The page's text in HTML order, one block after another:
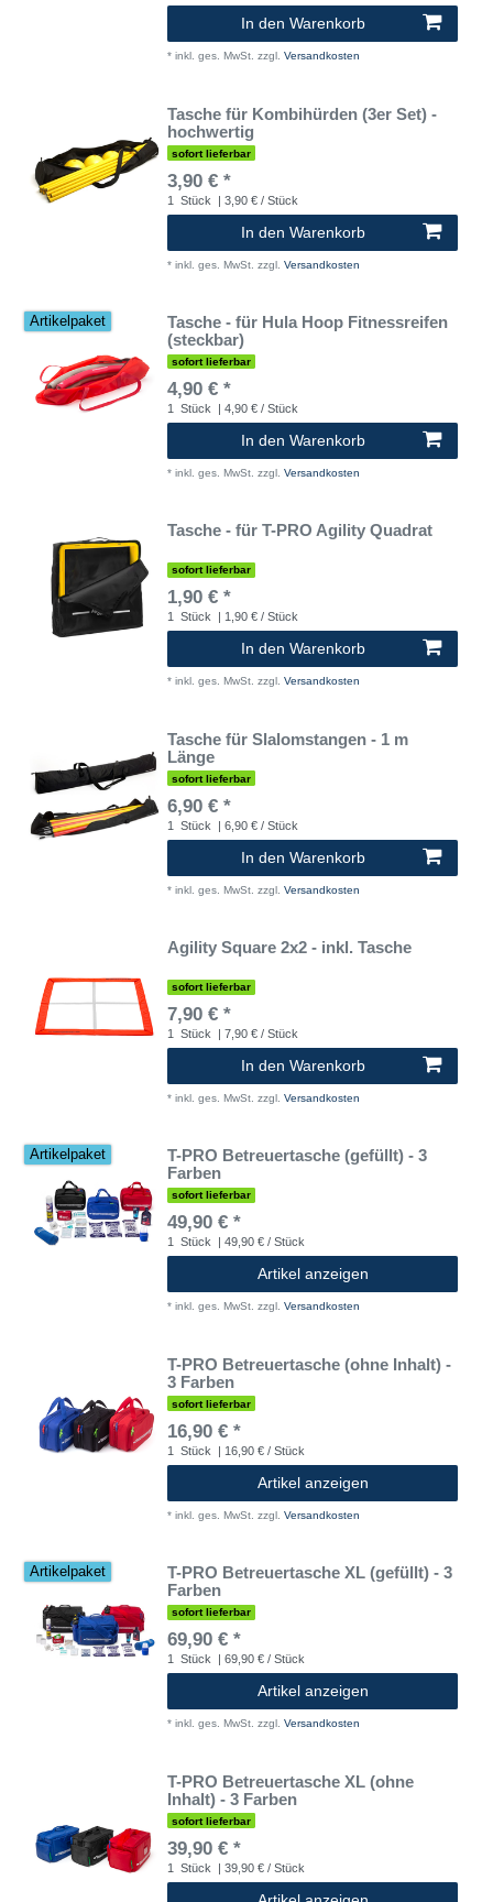
In den Warenkorb
* inkl. ges. MwSt. zzgl. Versandkosten
Tasche für Kombihürden (3er Set) -
hochwertig
sofort lieferbar
3,90 € *
1 Stück | 3,90 € / Stück
In den Warenkorb
* inkl. ges. MwSt. zzgl. Versandkosten
Artikelpaket
Tasche - für Hula Hoop Fitnessreifen
(steckbar)
sofort lieferbar
4,90 € *
1 Stück | 4,90 € / Stück
In den Warenkorb
* inkl. ges. MwSt. zzgl. Versandkosten
Tasche - für T-PRO Agility Quadrat
sofort lieferbar
1,90 € *
1 Stück | 1,90 € / Stück
In den Warenkorb
* inkl. ges. MwSt. zzgl. Versandkosten
Tasche für Slalomstangen - 1 m
Länge
sofort lieferbar
6,90 € *
1 Stück | 6,90 € / Stück
In den Warenkorb
* inkl. ges. MwSt. zzgl. Versandkosten
Agility Square 2x2 - inkl. Tasche
sofort lieferbar
7,90 € *
1 Stück | 7,90 € / Stück
In den Warenkorb
* inkl. ges. MwSt. zzgl. Versandkosten
Artikelpaket
T-PRO Betreuertasche (gefüllt) - 3
Farben
sofort lieferbar
49,90 € *
1 Stück | 49,90 € / Stück
Artikel anzeigen
* inkl. ges. MwSt. zzgl. Versandkosten
T-PRO Betreuertasche (ohne Inhalt) -
3 Farben
sofort lieferbar
16,90 € *
1 Stück | 16,90 € / Stück
Artikel anzeigen
* inkl. ges. MwSt. zzgl. Versandkosten
Artikelpaket
T-PRO Betreuertasche XL (gefüllt) - 3
Farben
sofort lieferbar
69,90 € *
1 Stück | 69,90 € / Stück
Artikel anzeigen
* inkl. ges. MwSt. zzgl. Versandkosten
T-PRO Betreuertasche XL (ohne
Inhalt) - 3 Farben
sofort lieferbar
39,90 € *
1 Stück | 39,90 € / Stück